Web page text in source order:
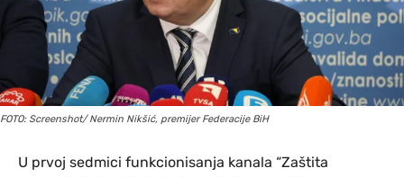
FOTO: Screenshot/ Nermin Nikšić, premijer Federacije BiH
U prvoj sedmici funkcionisanja kanala “Zaštita